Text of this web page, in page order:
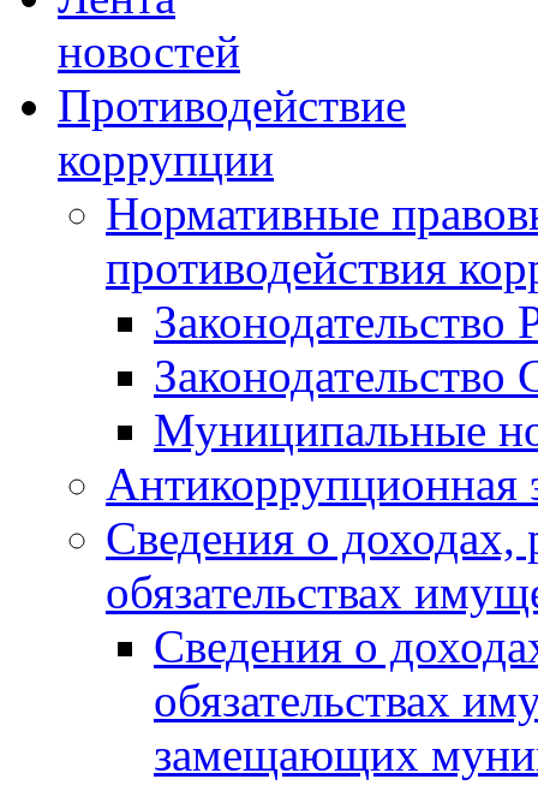
новостей
Противодействие
коррупции
Нормативные
противодействия
Законодательство
Муниципальные
Антикоррупционная
Сведения о доходах,
обязательствах
Сведения о
обязательствах
замещающих